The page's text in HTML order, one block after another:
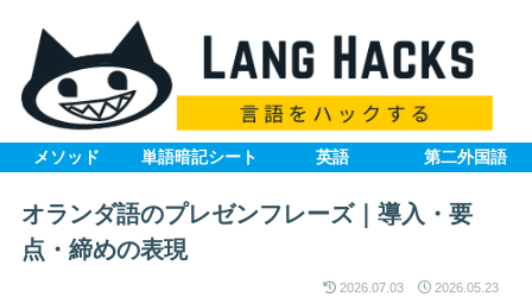
メソッド 単語暗記シート 英語 第二外国語
オランダ語のプレゼンフレーズ｜導入・要
点・締めの表現
2026.07.03 2026.05.23